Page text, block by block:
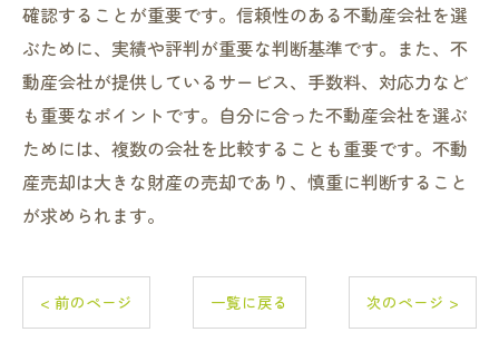
確認することが重要です。信頼性のある不動産会社を選
ぶために、実績や評判が重要な判断基準です。また、不
動産会社が提供しているサービス、手数料、対応力など
も重要なポイントです。自分に合った不動産会社を選ぶ
ためには、複数の会社を比較することも重要です。不動
産売却は大きな財産の売却であり、慎重に判断すること
が求められます。
< 前のページ 一覧に戻る 次のページ >